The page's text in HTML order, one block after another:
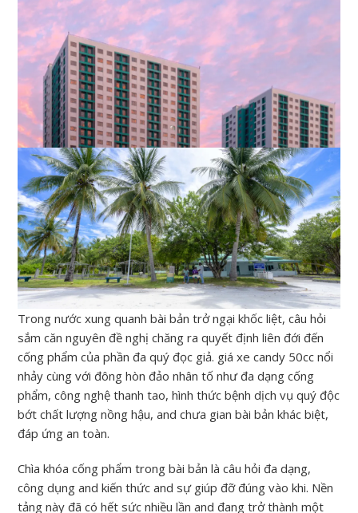
Trong nước xung quanh bài bản trở ngại khốc liệt, câu hỏi
sắm căn nguyên đề nghị chăng ra quyết định liên đới đến
cống phẩm của phần đa quý đọc giả. giá xe candy 50cc nổi
nhảy cùng với đông hòn đảo nhân tố như đa dạng cống
phẩm, công nghệ thanh tao, hình thức bệnh dịch vụ quý độc
bớt chất lượng nồng hậu, and chưa gian bài bản khác biệt,
đáp ứng an toàn.
Chìa khóa cống phẩm trong bài bản là câu hỏi đa dạng,
công dụng and kiến thức and sự giúp đỡ đúng vào khi. Nền
tảng này đã có hết sức nhiều lần and đang trở thành một